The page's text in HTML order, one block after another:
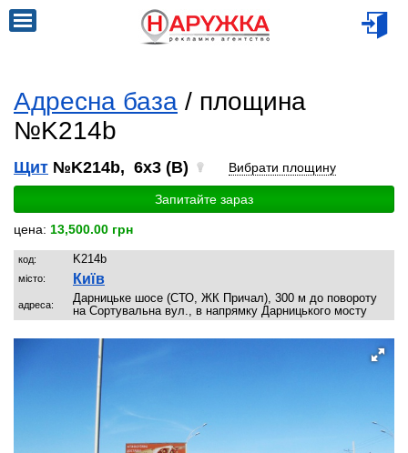
Адресна база / площина
№K214b
Щит №K214b, 6x3 (B) Вибрати площину
Запитайте зараз
цена: 13,500.00 грн
код: K214b
місто: Київ
адреса:
Дарницьке шосе (СТО, ЖК Причал), 300 м до повороту
на Сортувальна вул., в напрямку Дарницького мосту